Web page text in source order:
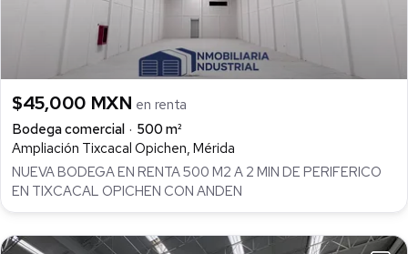
$45,000 MXN en renta
Bodega comercial
500 m²
Ampliación Tixcacal Opichen, Mérida
NUEVA BODEGA EN RENTA 500 M2 A 2 MIN DE PERIFERICO
EN TIXCACAL OPICHEN CON ANDEN